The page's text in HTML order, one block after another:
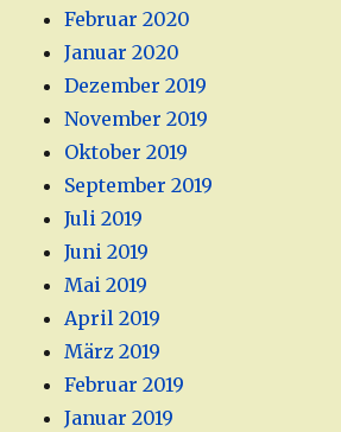
Februar 2020
Januar 2020
Dezember 2019
November 2019
Oktober 2019
September 2019
Juli 2019
Juni 2019
Mai 2019
April 2019
März 2019
Februar 2019
Januar 2019